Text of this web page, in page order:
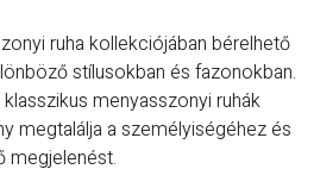
ruha kollekciójában bérelhető
stílusokban és fazonokban.
menyasszonyi ruhák
megtalálja a személyiségéhez és
megjelenést.